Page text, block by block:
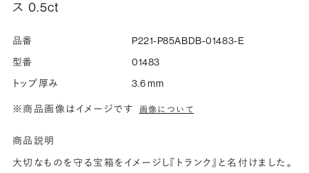
ス 0.5ct
品番
P221-P85ABDB-01483-E
型番
01483
トップ厚み
3.6 mm
※商品画像はイメージです 画像について
商品説明
大切なものを守る宝箱をイメージし『トランク』と名付けました。